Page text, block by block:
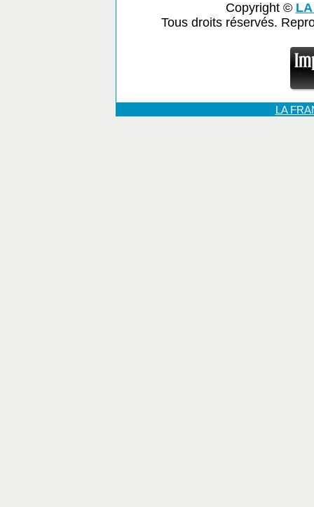
Copyright ©
Tous droits réservés.
LA